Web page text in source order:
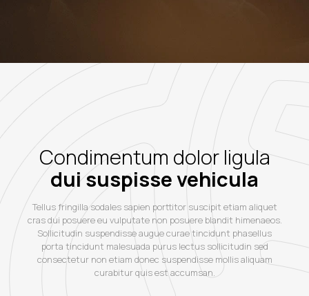
Condimentum dolor ligula
dui suspisse vehicula
Tellus fringilla sodales sapien porttitor suscipit etiam aliquet
cras dui posuere eu vulputate non posuere blandit himenaeos.
Sollicitudin suspendisse augue curae tincidunt phasellus
porta tincidunt malesuada purus lectus sollicitudin sed
consectetur non etiam donec suspendisse mollis aliquam
curabitur quis est accumsan.